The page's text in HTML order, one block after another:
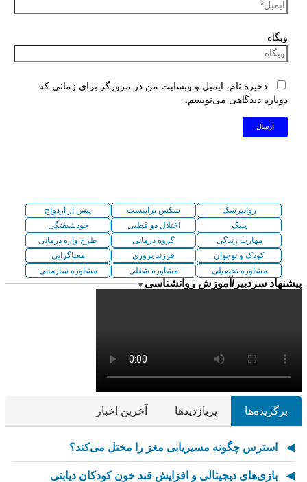
وبگاه
ذخیره نام، ایمیل و وبسایت من در مرورگر برای زمانی که
دوباره دیدگاهی می‌نویسم.
روانپزشک سکس تراپیست
پیش از ازدواج
پنیک
اختلال دو قطبی
خودشیفتگی
مهارت زندگی
گروه درمانی
طرح واره درمانی
کودک و نوجوان
فرزند پروری
معناگرایی
مشاوره تحصیلی
مشاوره شغلی مشاوره سازمانی
پیشنهاد سردبیر/آموزش روانشناسی ▼
برگزیده‌ها پربازدیدها آخرین اخبار
استرس چگونه مسیریابی مغز را مختل می‌کند؟
بازی‌های دیجیتالی و افزایش قند خون کودکان دیابتی